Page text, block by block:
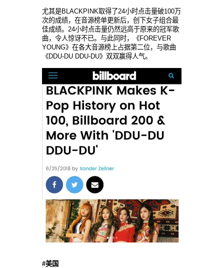
尤其是BLACKPINK取得了24小时点击量破100万
次的成绩，在音源榜单更新后，创下女子组合最
佳成绩。24小时点击量仍然远高于原来的冠军歌
曲，令人惊讶不已。与此同时，《FOREVER
YOUNG》在各大音源榜上占据第二位，与歌曲
《DDU-DU DDU-DU》双双赢得人气。
#美国